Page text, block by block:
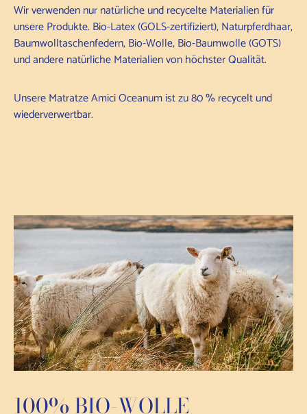
Wir verwenden nur natürliche und recycelte Materialien für
unsere Produkte. Bio-Latex (GOLS-zertifiziert), Naturpferdhaar,
Baumwolltaschenfedern, Bio-Wolle, Bio-Baumwolle (GOTS)
und andere natürliche Materialien von höchster Qualität.
Unsere Matratze Amici Oceanum ist zu 80 % recycelt und
wiederverwertbar.
100% BIO-WOLLE